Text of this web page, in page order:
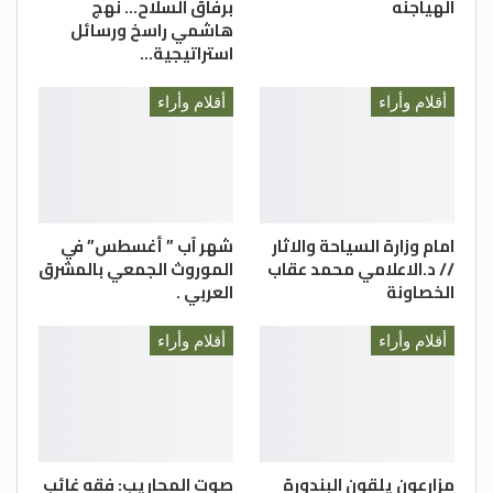
الهياجنه برفاق السلاح… نهج
هاشمي راسخ ورسائل
استراتيجية…
أقلام وأراء
امام وزارة السياحة والاثار
// د.الاعلامي محمد عقاب
الخصاونة
أقلام وأراء
شهر آب ” أغسطس” في
الموروث الجمعي بالمشرق
العربي .
أقلام وأراء
مزارعون يلقون البندورة
أقلام وأراء
صوت المحاريب: فقه غائب